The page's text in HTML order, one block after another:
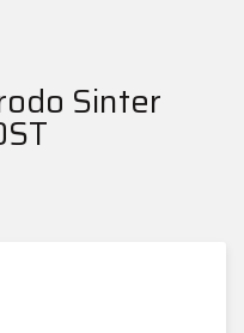
Sinter